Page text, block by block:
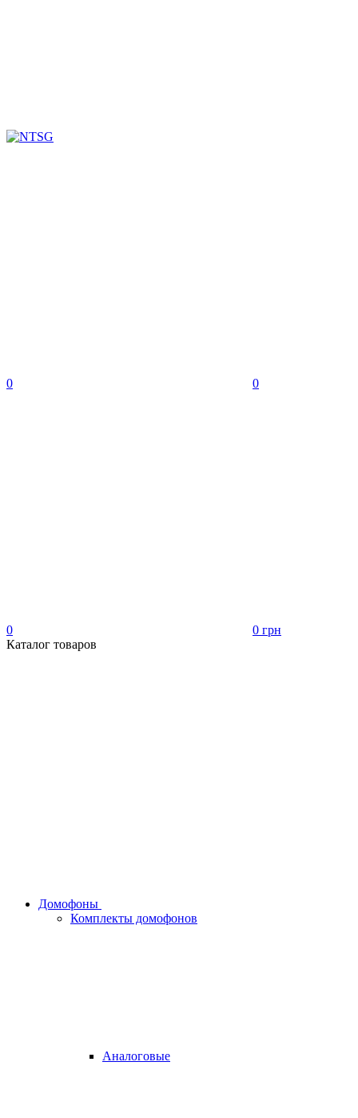
0 0
0
0 грн
Каталог товаров
Домофоны
Комплекты домофонов
Аналоговые